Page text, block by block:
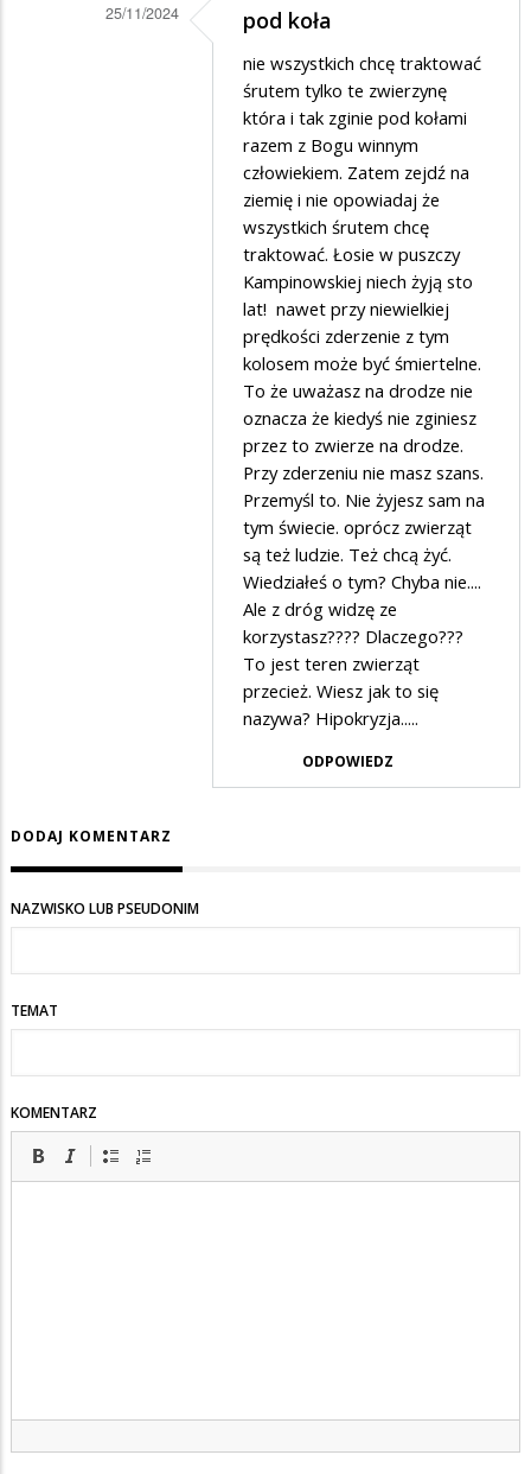
25/11/2024 pod koła
nie wszystkich chcę traktować
śrutem tylko te zwierzynę
która i tak zginie pod kołami
razem z Bogu winnym
człowiekiem. Zatem zejdź na
ziemię i nie opowiadaj że
wszystkich śrutem chcę
traktować. Łosie w puszczy
Kampinowskiej niech żyją sto
lat! nawet przy niewielkiej
prędkości zderzenie z tym
kolosem może być śmiertelne.
To że uważasz na drodze nie
oznacza że kiedyś nie zginiesz
przez to zwierze na drodze.
Przy zderzeniu nie masz szans.
Przemyśl to. Nie żyjesz sam na
tym świecie. oprócz zwierząt
są też ludzie. Też chcą żyć.
Wiedziałeś o tym? Chyba nie....
Ale z dróg widzę ze
korzystasz???? Dlaczego???
To jest teren zwierząt
przecież. Wiesz jak to się
nazywa? Hipokryzja.....
ODPOWIEDZ
DODAJ KOMENTARZ
NAZWISKO LUB PSEUDONIM
TEMAT
KOMENTARZ